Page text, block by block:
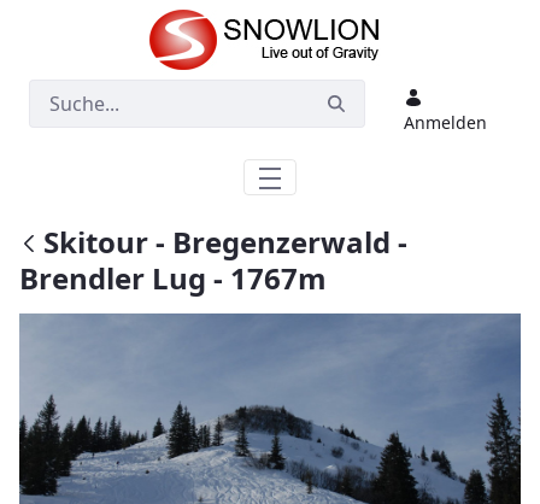
Zum Hauptinhalt springen
Anmelden
Skitour - Bregenzerwald -
Brendler Lug - 1767m